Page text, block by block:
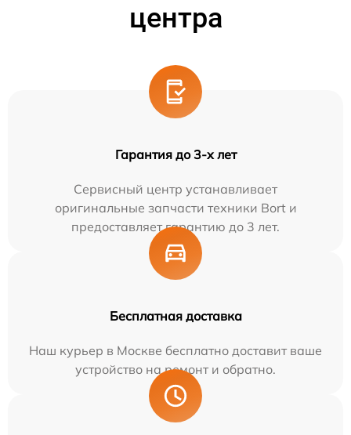
центра
Гарантия до 3-х лет
Сервисный центр устанавливает
оригинальные запчасти техники Bort и
предоставляет гарантию до 3 лет.
Бесплатная доставка
Наш курьер в Москве бесплатно доставит ваше
устройство на ремонт и обратно.